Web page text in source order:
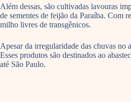
Além dessas, são cultivadas lavouras
de sementes de feijão da Paraíba. Com
milho livres de transgênicos.
Apesar da irregularidade das chuvas no
Esses produtos são destinados ao
até São Paulo.